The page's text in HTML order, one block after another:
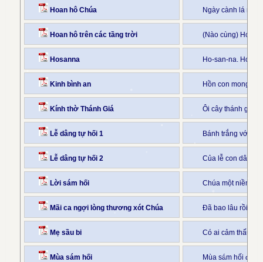
Hoan hô Chúa Ngày cành lá
Hoan hô trên các tầng trời (Nào cùng) Hoan
Hosanna Ho-san-na. Hoan
Kinh bình an Hồn con mong
Kính thờ Thánh Giá Ôi cây thánh giá
Lễ dâng tự hối 1 Bánh trắng với
Lễ dâng tự hối 2 Của lễ con dâng
Lời sám hối Chúa một niềm
Mãi ca ngợi lòng thương xót Chúa Đã bao lâu rồi
Mẹ sầu bi Có ai cảm thấu
Mùa sám hối Mùa sám hối đã